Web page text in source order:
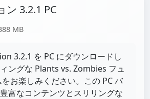
ン 3.2.1 PC
MB
3.2.1 を PC にダウンロードし
ングな Plants vs. Zombies フュ
お楽しみください。この PC バ
富なコンテンツとスリリングな